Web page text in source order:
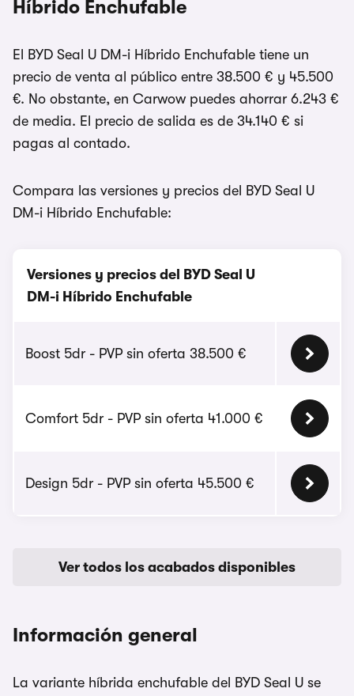
Híbrido Enchufable
El BYD Seal U DM-i Híbrido Enchufable tiene un
precio de venta al público entre 38.500 € y 45.500
€. No obstante, en Carwow puedes ahorrar 6.243 €
de media. El precio de salida es de 34.140 € si
pagas al contado.
Compara las versiones y precios del BYD Seal U
DM-i Híbrido Enchufable:
Versiones y precios del BYD Seal U
DM-i Híbrido Enchufable
Boost 5dr - PVP sin oferta 38.500 €
Comfort 5dr - PVP sin oferta 41.000 €
Design 5dr - PVP sin oferta 45.500 €
Ver todos los acabados disponibles
Información general
La variante híbrida enchufable del BYD Seal U se